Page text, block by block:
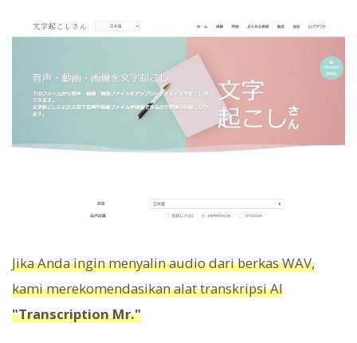
Jika Anda ingin menyalin audio dari berkas WAV,
kami merekomendasikan alat transkripsi AI
"Transcription Mr."